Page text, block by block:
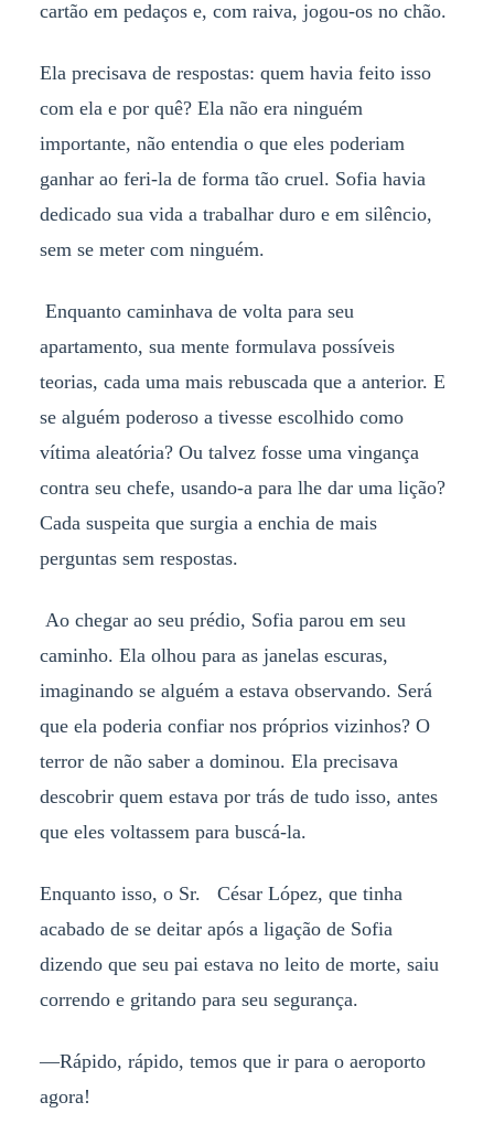
cartão em pedaços e, com raiva, jogou-os no chão.
Ela precisava de respostas: quem havia feito isso
com ela e por quê? Ela não era ninguém
importante, não entendia o que eles poderiam
ganhar ao feri-la de forma tão cruel. Sofia havia
dedicado sua vida a trabalhar duro e em silêncio,
sem se meter com ninguém.
Enquanto caminhava de volta para seu
apartamento, sua mente formulava possíveis
teorias, cada uma mais rebuscada que a anterior. E
se alguém poderoso a tivesse escolhido como
vítima aleatória? Ou talvez fosse uma vingança
contra seu chefe, usando-a para lhe dar uma lição?
Cada suspeita que surgia a enchia de mais
perguntas sem respostas.
Ao chegar ao seu prédio, Sofia parou em seu
caminho. Ela olhou para as janelas escuras,
imaginando se alguém a estava observando. Será
que ela poderia confiar nos próprios vizinhos? O
terror de não saber a dominou. Ela precisava
descobrir quem estava por trás de tudo isso, antes
que eles voltassem para buscá-la.
Enquanto isso, o Sr. César López, que tinha
acabado de se deitar após a ligação de Sofia
dizendo que seu pai estava no leito de morte, saiu
correndo e gritando para seu segurança.
—Rápido, rápido, temos que ir para o aeroporto
agora!